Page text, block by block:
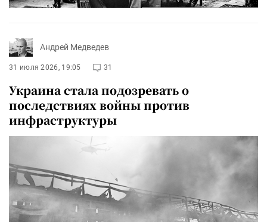
Андрей Медведев
31 июля 2026, 19:05 31
Украина стала подозревать о
последствиях войны против
инфраструктуры